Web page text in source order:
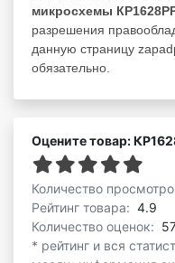
микросхемы
разрешения
данную страницу
обязательно.
Оцените товар:
Количество
Рейтинг товара: 4.9
Количество оценок:
* рейтинг и вся